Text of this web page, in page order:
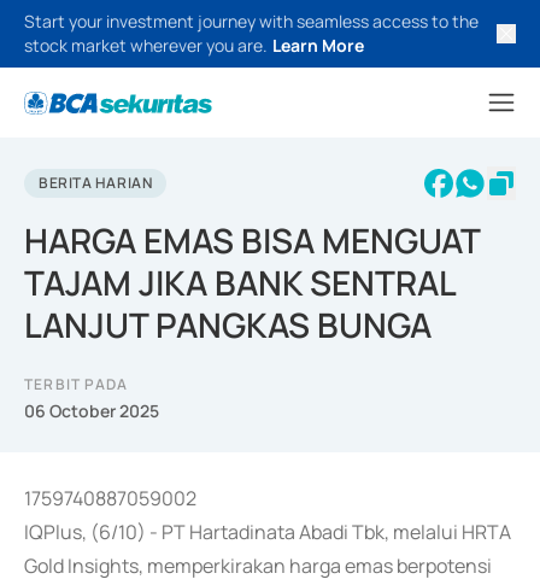
Start your investment journey with seamless access to the
stock market wherever you are. Learn More
BERITA HARIAN
HARGA EMAS BISA MENGUAT
TAJAM JIKA BANK SENTRAL
LANJUT PANGKAS BUNGA
TERBIT PADA
06 October 2025
1759740887059002
IQPlus, (6/10) - PT Hartadinata Abadi Tbk, melalui HRTA
Gold Insights, memperkirakan harga emas berpotensi